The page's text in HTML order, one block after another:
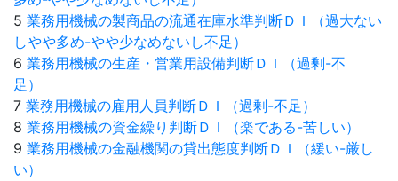
5 業務用機械の製商品の流通在庫水準判断ＤＩ（過大ない
しやや多め-やや少なめないし不足）
6 業務用機械の生産・営業用設備判断ＤＩ（過剰-不
足）
7 業務用機械の雇用人員判断ＤＩ（過剰-不足）
8 業務用機械の資金繰り判断ＤＩ（楽である-苦しい）
9 業務用機械の金融機関の貸出態度判断ＤＩ（緩い-厳し
い）